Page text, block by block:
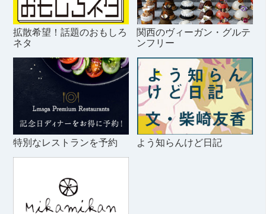
拡散希望！話題のおもしろ
ネタ
関西のヴィーガン・グルテ
ンフリー
特別なレストランを予約 よう知らんけど日記